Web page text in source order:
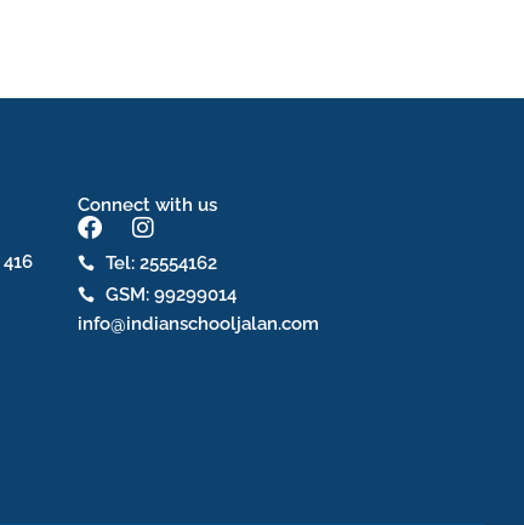
Connect with us
F
c
e
b
I
s
t
a
Tel: 25554162
GSM: 99299014
info@indianschooljalan.com